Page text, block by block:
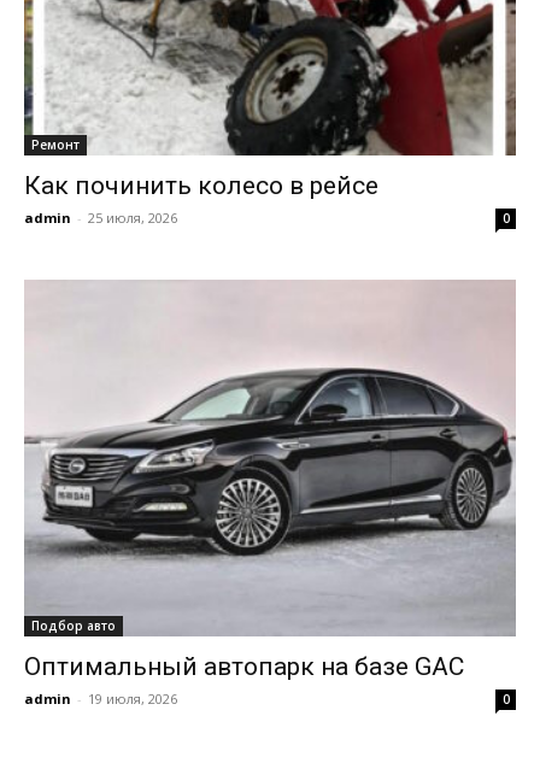
Ремонт
Как починить колесо в рейсе
admin - 25 июля, 2026 0
Подбор авто
Оптимальный автопарк на базе GAC
admin - 19 июля, 2026 0